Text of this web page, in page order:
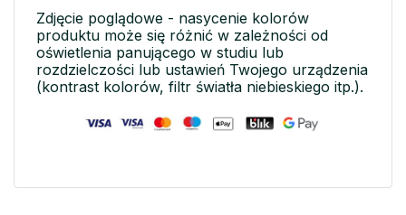
Zdjęcie poglądowe - nasycenie kolorów
produktu może się różnić w zależności od
oświetlenia panującego w studiu lub
rozdzielczości lub ustawień Twojego urządzenia
(kontrast kolorów, filtr światła niebieskiego itp.).